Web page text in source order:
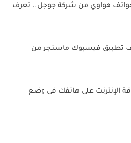
هواوي من شركة جوجل.. تعرف
تطبيق فيسبوك ماسنجر من
الإنترنت على هاتفك في وضع